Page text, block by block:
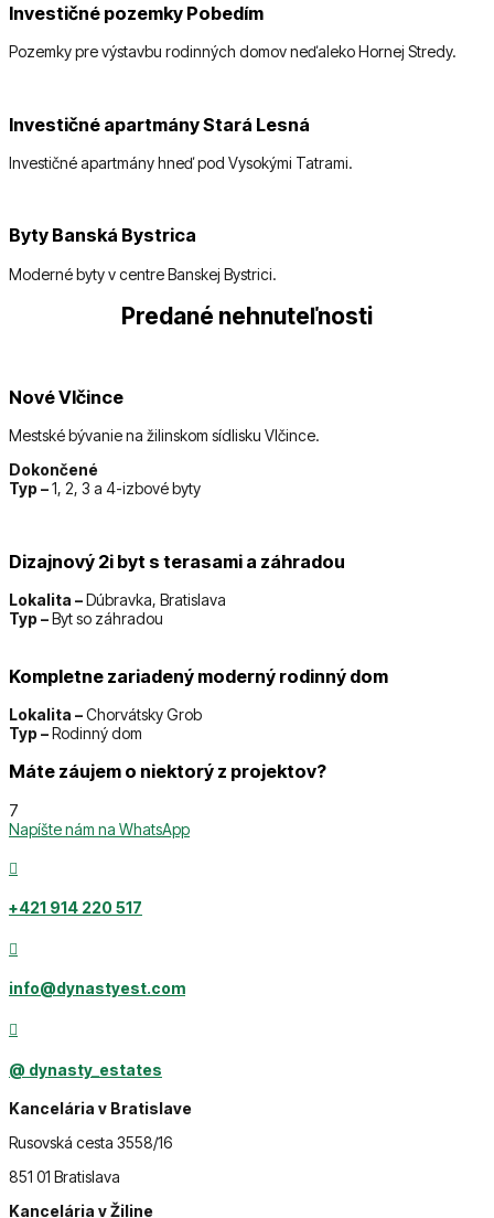
Investičné pozemky Pobedím
Pozemky pre výstavbu rodinných domov neďaleko Hornej Stredy.
Investičné apartmány Stará Lesná
Investičné apartmány hneď pod Vysokými Tatrami.
Byty Banská Bystrica
Moderné byty v centre Banskej Bystrici.
Predané nehnuteľnosti
Nové Vlčince
Mestské bývanie na žilinskom sídlisku Vlčince.
Dokončené
Typ –1, 2, 3 a 4-izbové byty
Dizajnový 2i byt s terasami a záhradou
Lokalita –Dúbravka, Bratislava
Typ –Byt so záhradou
Kompletne zariadený moderný rodinný dom
Lokalita –Chorvátsky Grob
Typ –Rodinný dom
Máte záujem o niektorý z projektov?
7
Napíšte nám na WhatsApp

‭+421 914 220 517

info@dynastyest.com

@ dynasty_estates
Kancelária v Bratislave
Rusovská cesta 3558/16
851 01 Bratislava
Kancelária v Žiline